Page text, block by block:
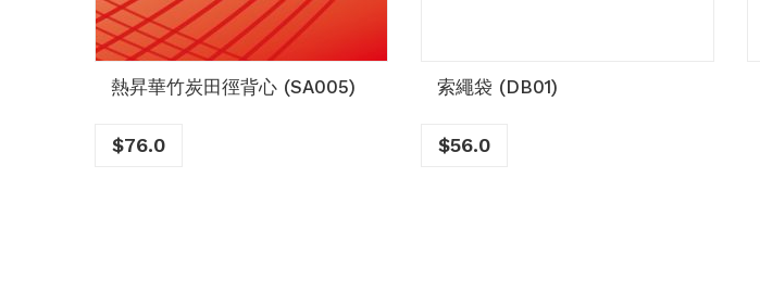
熱昇華竹炭田徑背心 (SA005)
$76.0
索繩袋 (DB01)
$56.0